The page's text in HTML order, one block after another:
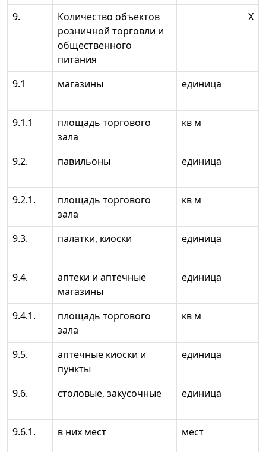
9.
Количество объектов
розничной торговли и
общественного
питания
X
9.1 магазины единица
9.1.1
площадь торгового
зала
кв м
9.2. павильоны единица
9.2.1.
площадь торгового
зала
кв м
9.3. палатки, киоски единица
9.4.
аптеки и аптечные
магазины
единица
9.4.1.
площадь торгового
зала
кв м
9.5.
аптечные киоски и
пункты
единица
9.6. столовые, закусочные единица
9.6.1. в них мест мест